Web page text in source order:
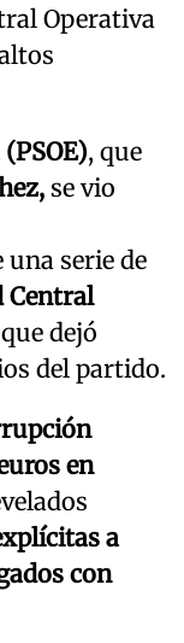
Operativa
, que
se vio
una serie de
Central
dejó
del partido.
en
a
con